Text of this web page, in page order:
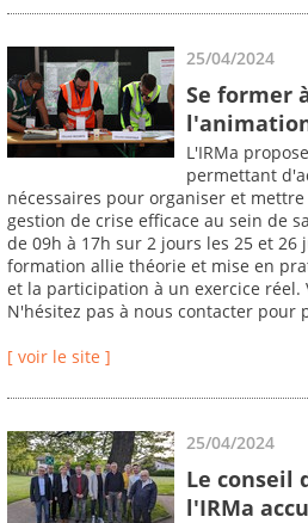
25/04/2024
Se former
L'IRMa
permettant
nécessaires pour organiser et
gestion de crise efficace au sein de
de 09h à 17h sur 2 jours les 25 et 26
formation allie théorie et mise en
et la participation à un exercice réel.
N'hésitez pas à nous contacter pour
[ voir le site ]
25/04/2024
Le conseil
l'IRMa